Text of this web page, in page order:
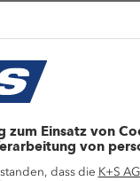
Mio. t) an,
des gesamten
Mio. t (2023: 7,2
ging der
aus. Die